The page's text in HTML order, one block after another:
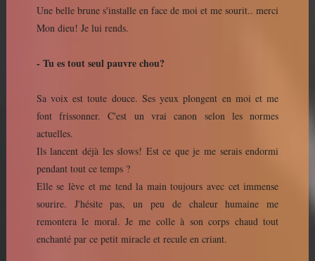
Une belle brune s'installe en face de moi et me sourit.. merci
Mon dieu! Je lui rends.
- Tu es tout seul pauvre chou?
Sa voix est toute douce. Ses yeux plongent en moi et me
font frissonner. C'est un vrai canon selon les normes
actuelles.
Ils lancent déjà les slows! Est ce que je me serais endormi
pendant tout ce temps ?
Elle se lève et me tend la main toujours avec cet immense
sourire. J'hésite pas, un peu de chaleur humaine me
remontera le moral. Je me colle à son corps chaud tout
enchanté par ce petit miracle et recule en criant.